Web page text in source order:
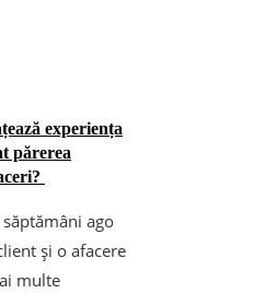
experiența
părerea
ago
și o afacere
multe